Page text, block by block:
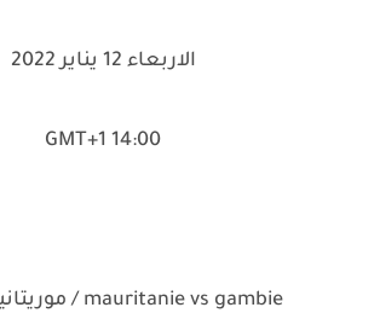
الاربعاء 12 يناير 2022
14:00 GMT+1
mauritanie vs gambie / موريتانيا - جامبيا